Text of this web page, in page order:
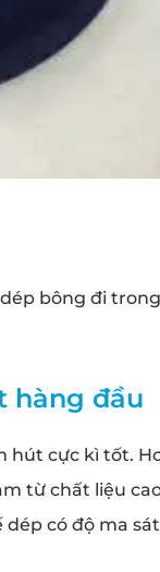
bông đi trong
hàng đầu
hút cực kì tốt.
từ chất liệu
có độ ma sát